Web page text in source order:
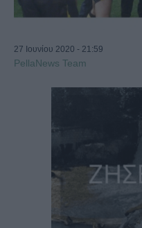
27 Ιουνίου 2020 - 21:59
PellaNews Team